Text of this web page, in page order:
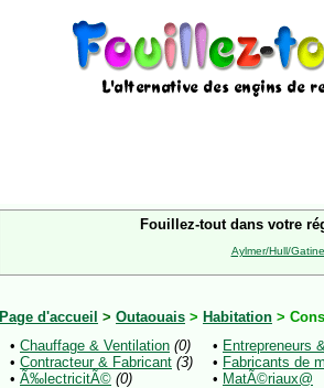
Fouillez-tout dans votre
Aylmer/Hull/
Page d'accueil > Outaouais > Habitation >
• Chauffage & Ventilation (0)
• Contracteur & Fabricant (3)
• Ã‰lectricitÃ© (0)
• Entrepreneurs
• Fabricants de
• MatÃ©riaux@